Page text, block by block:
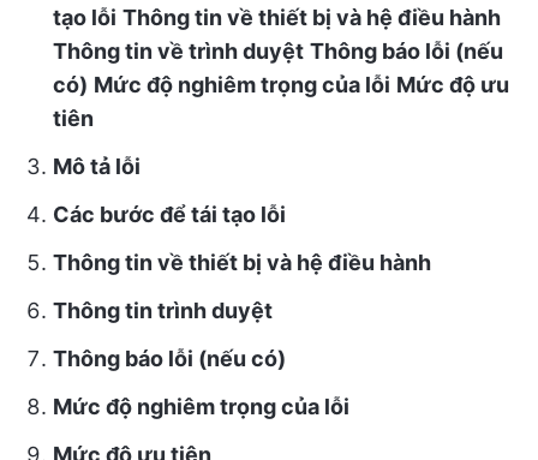
tạo lỗi Thông tin về thiết bị và hệ điều hành
Thông tin về trình duyệt Thông báo lỗi (nếu
có) Mức độ nghiêm trọng của lỗi Mức độ ưu
tiên
Mô tả lỗi
Các bước để tái tạo lỗi
Thông tin về thiết bị và hệ điều hành
Thông tin trình duyệt
Thông báo lỗi (nếu có)
Mức độ nghiêm trọng của lỗi
Mức độ ưu tiên